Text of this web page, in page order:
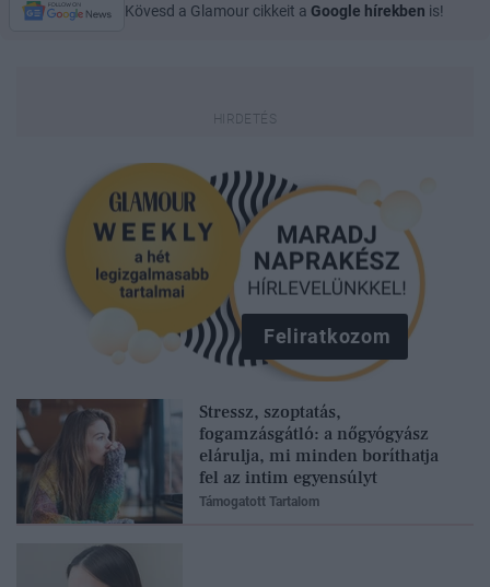
Kövesd a Glamour cikkeit a Google hírekben is!
Feliratkozom
Stressz, szoptatás,
fogamzásgátló: a nőgyógyász
elárulja, mi minden boríthatja
fel az intim egyensúlyt
Támogatott Tartalom